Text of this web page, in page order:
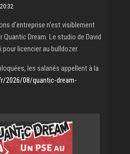
d'entreprise n'est visiblement
Dream. Le studio de David
licencier au bulldozer.
les salariés appellent à la
2026/08/quantic-dream-